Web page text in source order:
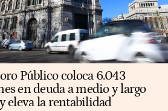
Público coloca 6.043
en deuda a medio y largo
eleva la rentabilidad